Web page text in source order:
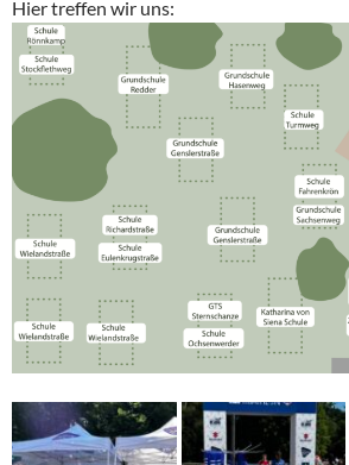
Hier treffen wir uns: